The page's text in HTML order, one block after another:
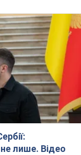
не лише. Відео